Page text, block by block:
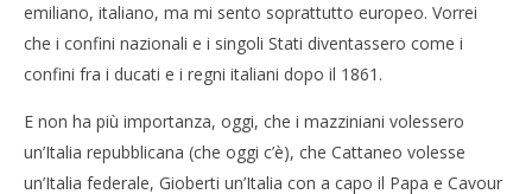
emiliano, italiano, ma mi sento soprattutto europeo. Vorrei
che i confini nazionali e i singoli Stati diventassero come i
confini fra i ducati e i regni italiani dopo il 1861.
E non ha più importanza, oggi, che i mazziniani volessero
un’Italia repubblicana (che oggi c’è), che Cattaneo volesse
un’Italia federale, Gioberti un’Italia con a capo il Papa e Cavour